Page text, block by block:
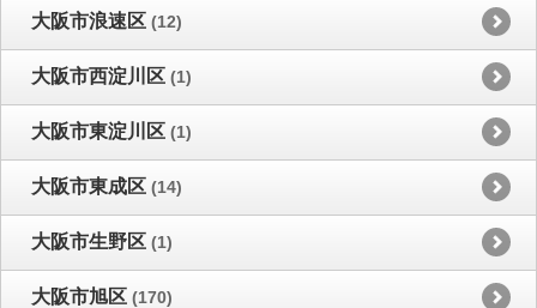
大阪市浪速区 (12)
大阪市西淀川区 (1)
大阪市東淀川区 (1)
大阪市東成区 (14)
大阪市生野区 (1)
大阪市旭区 (170)